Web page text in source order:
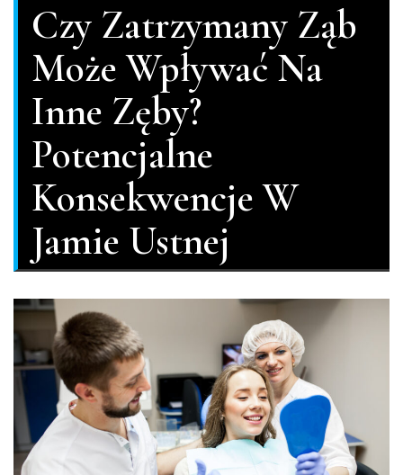
Czy Zatrzymany Ząb
Może Wpływać Na
Inne Zęby?
Potencjalne
Konsekwencje W
Jamie Ustnej